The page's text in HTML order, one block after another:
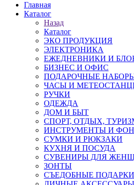
Главная
Каталог
Назад
Каталог
ЭКО ПРОДУКЦИЯ
ЭЛЕКТРОНИКА
ЕЖЕДНЕВНИКИ И
БИЗНЕС И ОФИС
ПОДАРОЧНЫЕ
ЧАСЫ И
РУЧКИ
ОДЕЖДА
ДОМ И БЫТ
СПОРТ, ОТДЫХ,
ИНСТРУМЕНТЫ И
СУМКИ И РЮКЗАКИ
КУХНЯ И ПОСУДА
СУВЕНИРЫ ДЛЯ
ЗОНТЫ
СЪЕДОБНЫЕ ПОДАРКИ